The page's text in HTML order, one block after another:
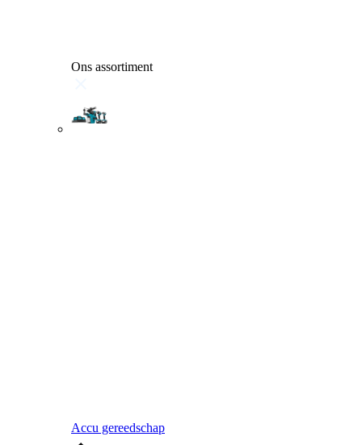
Ons assortiment
Accu gereedschap